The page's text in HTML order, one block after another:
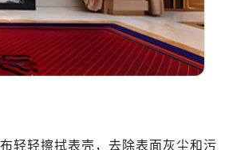
轻轻擦拭表壳，去除表面灰尘和污